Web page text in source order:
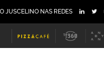
JUSCELINO NAS REDES